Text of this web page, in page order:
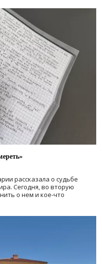
рассказала о судьбе
Сегодня, во вторую
о нем и кое-что